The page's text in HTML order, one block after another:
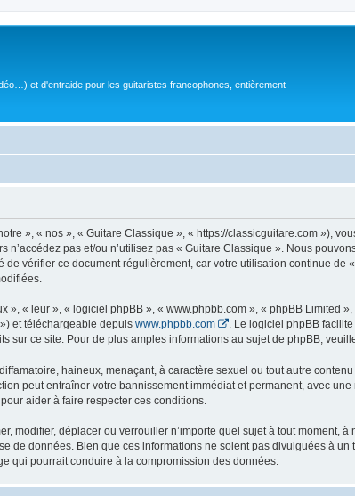
et d'entraide pour les guitaristes francophones, entièrement
», « nos », « Guitare Classique », « https://classicguitare.com »),
n’accédez pas et/ou n’utilisez pas « Guitare Classique ». Nous
vérifier ce document régulièrement, car votre utilisation continue de
», « leur », « logiciel phpBB », « www.phpbb.com », « phpBB Limited
et téléchargeable depuis www.phpbb.com
. Le logiciel phpBB
sur ce site. Pour de plus amples informations au sujet de phpBB,
haineux, menaçant, à caractère sexuel ou tout autre
peut entraîner votre bannissement immédiat et permanent, avec
aider à faire respecter ces conditions.
modifier, déplacer ou verrouiller n’importe quel sujet à tout moment,
de données. Bien que ces informations ne soient pas divulguées à
qui pourrait conduire à la compromission des données.